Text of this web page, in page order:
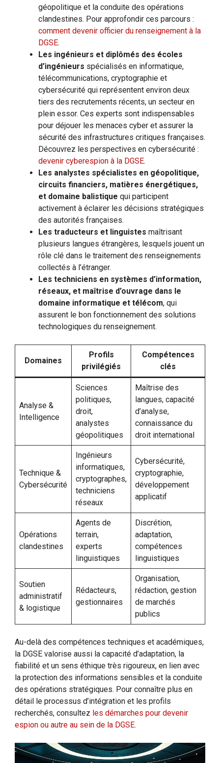
géopolitique et la conduite des opérations
clandestines. Pour approfondir ces parcours :
comment devenir officier du renseignement à la
DGSE.
Les ingénieurs et diplômés des écoles
d’ingénieurs spécialisés en informatique,
télécommunications, cryptographie et
cybersécurité qui représentent environ deux
tiers des recrutements récents, un secteur en
plein essor. Ces experts sont indispensables
pour déjouer les menaces cyber et assurer la
sécurité des infrastructures critiques françaises.
Découvrez les perspectives en cybersécurité :
devenir cyberespion à la DGSE.
Les analystes spécialistes en géopolitique,
circuits financiers, matières énergétiques,
et domaine balistique qui participent
activement à éclairer les décisions stratégiques
des autorités françaises.
Les traducteurs et linguistes maîtrisant
plusieurs langues étrangères, lesquels jouent un
rôle clé dans le traitement des renseignements
collectés à l’étranger.
Les techniciens en systèmes d’information,
réseaux, et maîtrise d’ouvrage dans le
domaine informatique et télécom, qui
assurent le bon fonctionnement des solutions
technologiques du renseignement.
Domaines
Profils
privilégiés
Compétences
clés
Analyse &
Intelligence
Sciences
politiques,
droit,
analystes
géopolitiques
Maîtrise des
langues, capacité
d’analyse,
connaissance du
droit international
Technique &
Cybersécurité
Ingénieurs
informatiques,
cryptographes,
techniciens
réseaux
Cybersécurité,
cryptographie,
développement
applicatif
Opérations
clandestines
Agents de
terrain,
experts
linguistiques
Discrétion,
adaptation,
compétences
linguistiques
Soutien
administratif
& logistique
Rédacteurs,
gestionnaires
Organisation,
rédaction, gestion
de marchés
publics
Au-delà des compétences techniques et académiques,
la DGSE valorise aussi la capacité d’adaptation, la
fiabilité et un sens éthique très rigoureux, en lien avec
la protection des informations sensibles et la conduite
des opérations stratégiques. Pour connaître plus en
détail le processus d’intégration et les profils
recherchés, consultez les démarches pour devenir
espion ou autre au sein de la DGSE.